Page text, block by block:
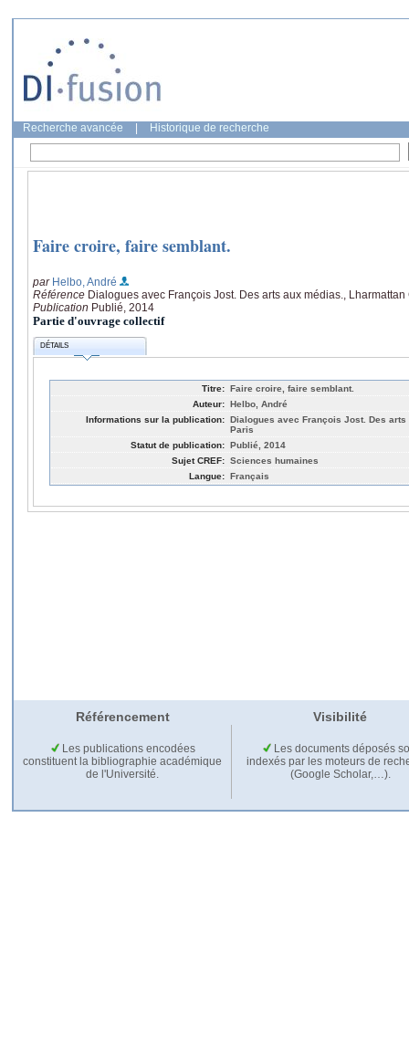
Recherche avancée Historique de recherche
Faire croire, faire semblant.
par Helbo, André
Référence Dialogues avec François Jost. Des arts aux médias., Lharmattan
Publication Publié, 2014
Partie d'ouvrage collectif
DÉTAILS
Titre: Faire croire, faire semblant.
Auteur: Helbo, André
Informations sur la publication: Dialogues avec François Jost. Des arts
Paris
Statut de publication: Publié, 2014
Sujet CREF: Sciences humaines
Langue: Français
Référencement Visibilité
Les publications encodées
constituent la bibliographie académique
de l'Université.
Les documents déposés
indexés par les moteurs de
(Google Scholar,…).